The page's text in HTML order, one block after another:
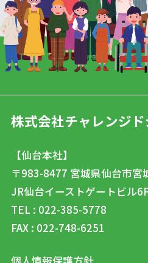
株式会社チャレンジ
【仙台本社】
〒983-8477 宮城県仙台市宮
JR仙台イーストゲートビル
TEL : 022-385-5778
FAX : 022-748-6251